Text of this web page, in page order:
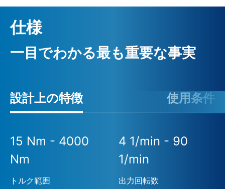
仕様
一目でわかる最も重要な事実
設計上の特徴 使用条件
15 Nm - 4000
Nm
トルク範囲
4 1/min - 90
1/min
出力回転数